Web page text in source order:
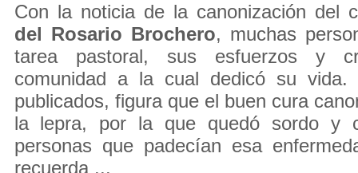
Con la noticia de la canonización del
del Rosario Brochero, muchas
tarea pastoral, sus esfuerzos y
comunidad a la cual dedicó su vida.
publicados, figura que el buen cura
la lepra, por la que quedó sordo y
personas que padecían esa
recuerda ...